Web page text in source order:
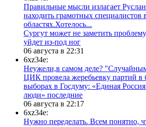
Правильные мысли излагает
находить грамотных специалистов
областях.Хотелось...
Сургут может не заметить
уйдет из-под ног
06 августа в 22:31
6xz34e:
Неужели,в самом деле?
ЦИК провела жеребьевку партий в
выборах в Госдуму: «Единая
люди» последние
06 августа в 22:17
6xz34e:
Нужно переделать. Всем понятно,